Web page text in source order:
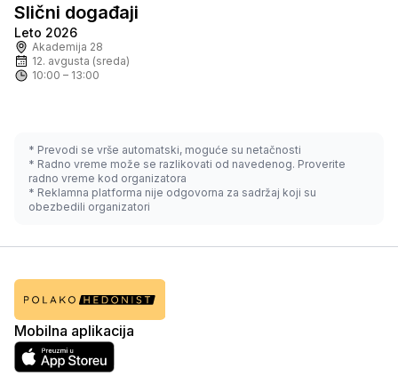
Slični događaji
Uskoro
Leto 2026
Akademija 28
12. avgusta (sreda)
10:00 – 13:00
* Prevodi se vrše automatski, moguće su netačnosti
* Radno vreme može se razlikovati od navedenog. Proverite
radno vreme kod organizatora
* Reklamna platforma nije odgovorna za sadržaj koji su
obezbedili organizatori
Mobilna aplikacija